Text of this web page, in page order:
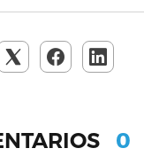
0